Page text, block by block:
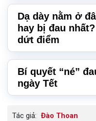
Dạ dày nằm ở
hay bị đau
dứt điểm
Bí quyết “né”
ngày Tết
Tác giả: Đào Thoan